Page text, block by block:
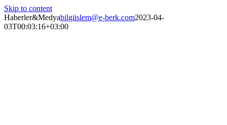
Skip to content
Haberler&Medyabilgiislem@e-berk.com2023-04-
03T00:03:16+03:00